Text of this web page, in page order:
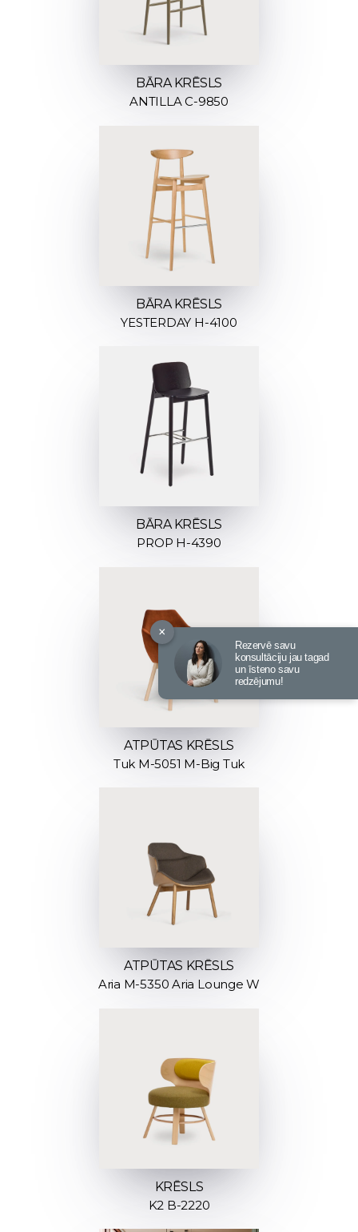
BĀRA KRĒSLS
ANTILLA C-9850
BĀRA KRĒSLS
YESTERDAY H-4100
BĀRA KRĒSLS
PROP H-4390
ATPŪTAS KRĒSLS
Tuk M-5051 M-Big Tuk
ATPŪTAS KRĒSLS
Aria M-5350 Aria Lounge W
KRĒSLS
K2 B-2220
×
Rezervē savu
konsultāciju jau tagad
un īsteno savu
redzējumu!